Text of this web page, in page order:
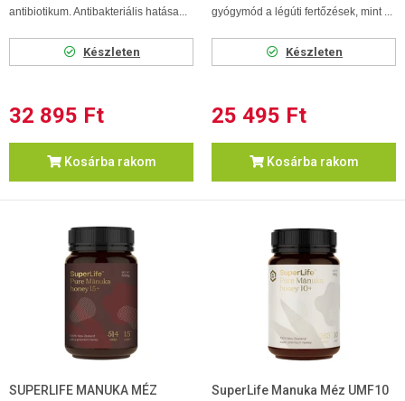
antibiotikum. Antibakteriális hatása...
Készleten
32 895 Ft
Kosárba rakom
gyógymód a légúti fertőzések, mint ...
Készleten
25 495 Ft
Kosárba rakom
SUPERLIFE MANUKA MÉZ SuperLife Manuka Méz UMF10